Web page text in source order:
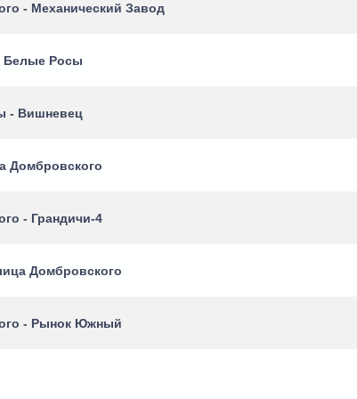
- Механический Завод
Белые Росы
- Вишневец
Домбровского
- Грандичи-4
Домбровского
- Рынок Южный